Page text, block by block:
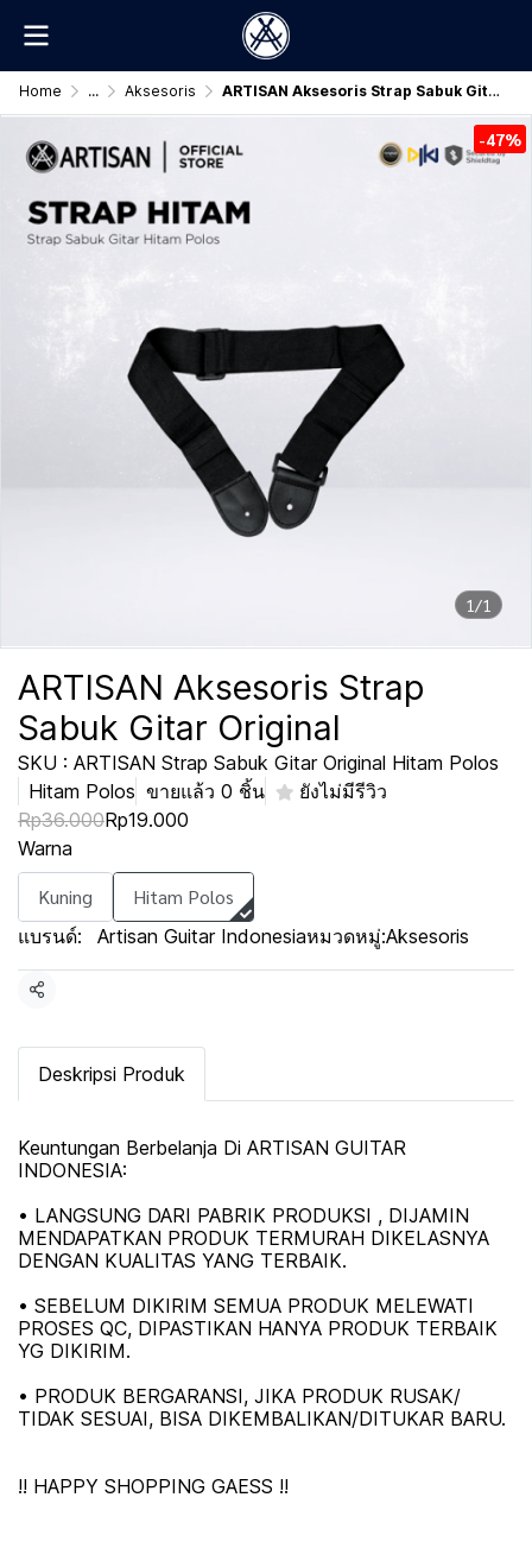
Home ... Aksesoris ARTISAN Aksesoris Strap Sabuk Gitar Original
1/1
-47%
ARTISAN Aksesoris Strap
Sabuk Gitar Original
SKU : ARTISAN Strap Sabuk Gitar Original Hitam Polos
Hitam Polos ขายแล้ว 0 ชิ้น
ยังไม่มีรีวิว
Rp36.000Rp19.000
Warna
Kuning Hitam Polos
แบรนด์: Artisan Guitar Indonesiaหมวดหมู่:Aksesoris
แชร์
Deskripsi Produk
Keuntungan Berbelanja Di ARTISAN GUITAR
INDONESIA:
• LANGSUNG DARI PABRIK PRODUKSI , DIJAMIN
MENDAPATKAN PRODUK TERMURAH DIKELASNYA
DENGAN KUALITAS YANG TERBAIK.
• SEBELUM DIKIRIM SEMUA PRODUK MELEWATI
PROSES QC, DIPASTIKAN HANYA PRODUK TERBAIK
YG DIKIRIM.
• PRODUK BERGARANSI, JIKA PRODUK RUSAK/
TIDAK SESUAI, BISA DIKEMBALIKAN/DITUKAR BARU.
!! HAPPY SHOPPING GAESS !!